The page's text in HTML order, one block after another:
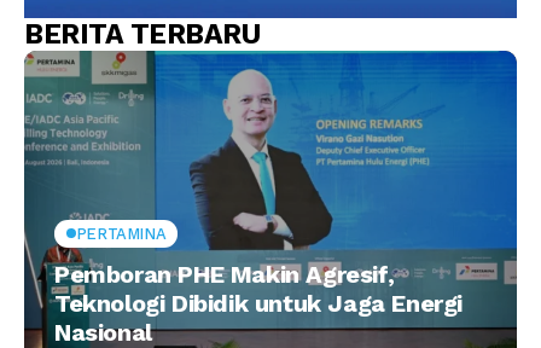
BERITA TERBARU
PERTAMINA
Pemboran PHE Makin Agresif,
Teknologi Dibidik untuk Jaga Energi
Nasional